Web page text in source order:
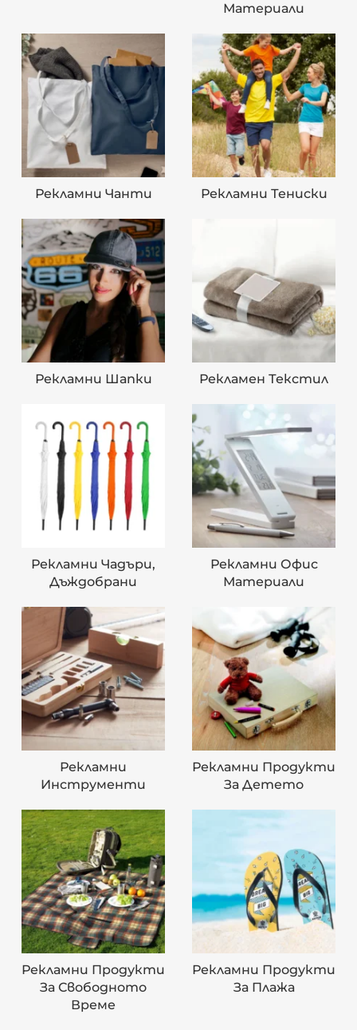
Материали
Рекламни Чанти Рекламни Тениски
Рекламни Шапки Рекламен Текстил
Рекламни Чадъри,
Дъждобрани
Рекламни Офис
Материали
Рекламни
Инструменти
Рекламни Продукти
За Детето
Рекламни Продукти
За Свободното
Време
Рекламни Продукти
За Плажа